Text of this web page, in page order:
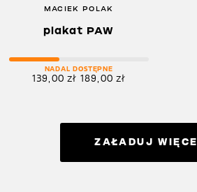
MACIEK POLAK
plakat PAW
NADAL DOSTĘPNE
139,00zł 189,00zł
ZAŁADUJ